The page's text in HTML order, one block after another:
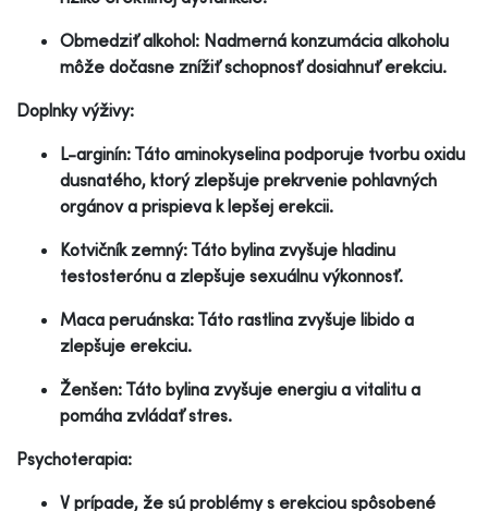
Obmedziť alkohol: Nadmerná konzumácia alkoholu
môže dočasne znížiť schopnosť dosiahnuť erekciu.
Doplnky výživy:
L-arginín: Táto aminokyselina podporuje tvorbu oxidu
dusnatého, ktorý zlepšuje prekrvenie pohlavných
orgánov a prispieva k lepšej erekcii.
Kotvičník zemný: Táto bylina zvyšuje hladinu
testosterónu a zlepšuje sexuálnu výkonnosť.
Maca peruánska: Táto rastlina zvyšuje libido a
zlepšuje erekciu.
Ženšen: Táto bylina zvyšuje energiu a vitalitu a
pomáha zvládať stres.
Psychoterapia:
V prípade, že sú problémy s erekciou spôsobené